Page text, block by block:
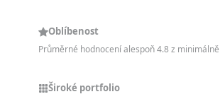
Oblíbenost
Průměrné hodnocení alespoň 4.8 z
Široké portfolio